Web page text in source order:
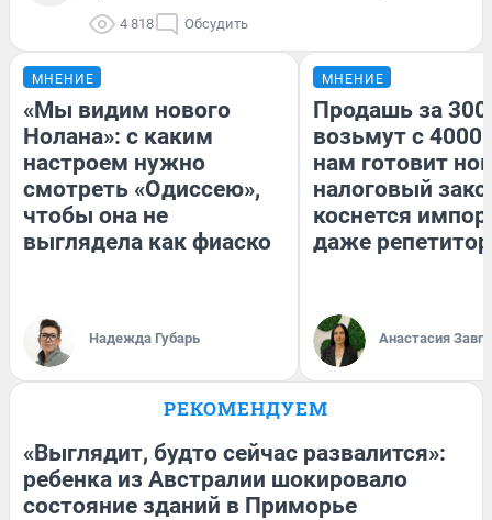
4 818 Обсудить
МНЕНИЕ
«Мы видим нового
Нолана»: с каким
настроем нужно
смотреть «Одиссею»,
чтобы она не
выглядела как фиаско
Надежда Губарь
МНЕНИЕ
Продашь за
возьмут с
нам готовит
налоговый
коснется
даже
Анастасия
РЕКОМЕНДУЕМ
«Выглядит, будто сейчас развалится»:
ребенка из Австралии шокировало
состояние зданий в Приморье